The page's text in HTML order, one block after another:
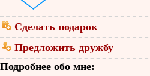
Сделать подарок
Предложить дружбу
Подробнее обо мне: